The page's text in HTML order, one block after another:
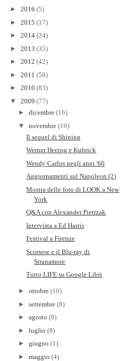
► 2016 (5)
► 2015 (17)
► 2014 (24)
► 2013 (35)
► 2012 (42)
► 2011 (58)
► 2010 (83)
▼ 2009 (77)
► dicembre (16)
▼ novembre (10)
Il sequel di Shining
Werner Herzog e Kubrick
Wendy Carlos negli anni '60
Aggiornamenti sul Napoleon (2)
Mostra delle foto di LOOK a New
York
Q&A con Alexander Pietrzak
Intervista a Ed Harris
Festival a Firenze
Scorsese e il Blu-ray di
Stranamore
Tutto LIFE su Google Libri
► ottobre (10)
► settembre (8)
► agosto (8)
► luglio (8)
► giugno (1)
► maggio (4)